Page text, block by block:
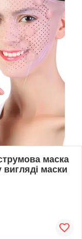
маска
маски